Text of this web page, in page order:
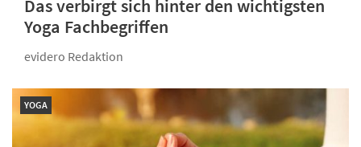
Das verbirgt sich hinter den wichtigsten
Yoga Fachbegriffen
evidero Redaktion
YOGA